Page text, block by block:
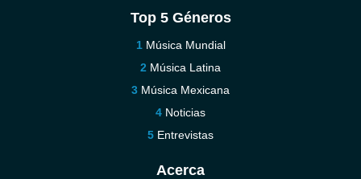
Top 5 Géneros
Música Mundial
Música Latina
Música Mexicana
Noticias
Entrevistas
Acerca